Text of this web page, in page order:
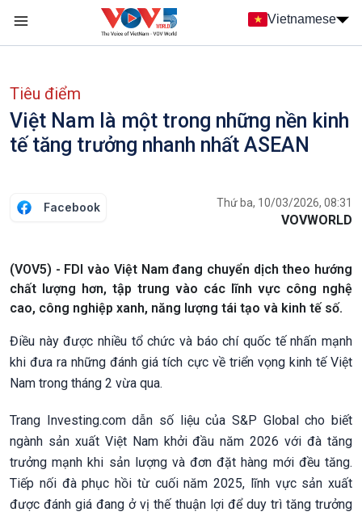
Nhảy đến nội dung
Vietnamese
Tiêu điểm
Việt Nam là một trong những nền kinh
tế tăng trưởng nhanh nhất ASEAN
Facebook Thứ ba, 10/03/2026, 08:31
VOVWORLD
(VOV5) - FDI vào Việt Nam đang chuyển dịch theo hướng
chất lượng hơn, tập trung vào các lĩnh vực công nghệ
cao, công nghiệp xanh, năng lượng tái tạo và kinh tế số.
Điều này được nhiều tổ chức và báo chí quốc tế nhấn mạnh
khi đưa ra những đánh giá tích cực về triển vọng kinh tế Việt
Nam trong tháng 2 vừa qua.
Trang Investing.com dẫn số liệu của S&P Global cho biết
ngành sản xuất Việt Nam khởi đầu năm 2026 với đà tăng
trưởng mạnh khi sản lượng và đơn đặt hàng mới đều tăng.
Tiếp nối đà phục hồi từ cuối năm 2025, lĩnh vực sản xuất
được đánh giá đang ở vị thế thuận lợi để duy trì tăng trưởng